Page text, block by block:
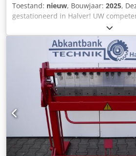
Toestand: nieuw, Bouwjaar: 2025,
gestationeerd in Halver! UW
om Klapbanken gaat Wij zijn uw
hoogwaardige plaatbewerking. Als
Poolse fabrikant PROD-MASZ
behoeften van onze klanten ter
onszelf als een verlengde
kunnen passende machines worden
samen met deskundig advies en
Wij adviseren u individueel - volgens
uit naar uw aanvraag. Dkedpfx Afev
1000-model wordt gekenmerkt door
en onderste segmenten. Bovendien
segmenten verdeeld. Ook is de
om de bovenste buigbalk te openen.